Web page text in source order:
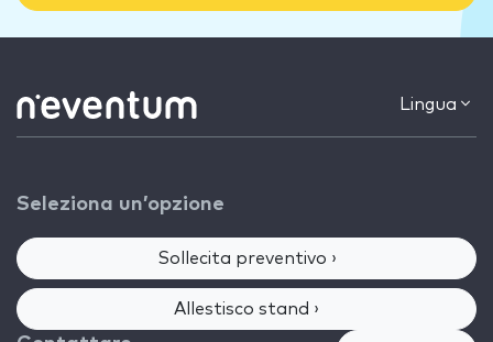
Lingua
Seleziona un’opzione
Sollecita preventivo ›
Allestisco stand ›